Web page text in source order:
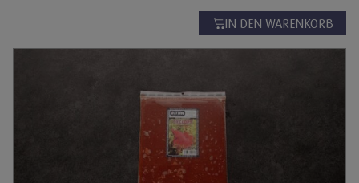
IN DEN WARENKORB